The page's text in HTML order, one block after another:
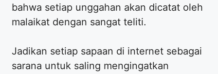
bahwa setiap unggahan akan dicatat oleh
malaikat dengan sangat teliti.
Jadikan setiap sapaan di internet sebagai
sarana untuk saling mengingatkan